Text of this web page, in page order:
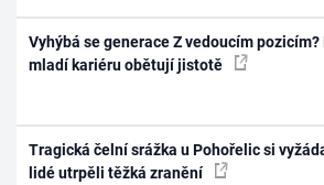
Vyhýbá se generace Z vedoucím
mladí kariéru obětují jistotě
Tragická čelní srážka u Pohořelic si
lidé utrpěli těžká zranění